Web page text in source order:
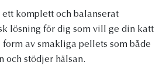
ett komplett och balanserat
lösning för dig som vill ge din katt
av smakliga pellets som både
och stödjer hälsan.